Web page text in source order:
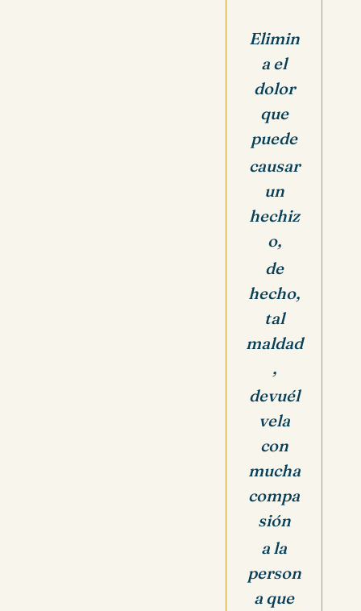
Elimin
a el
dolor
que
puede
causar
un
hechiz
o,
de
hecho,
tal
maldad
,
devuél
vela
con
mucha
compa
sión
a la
person
a que